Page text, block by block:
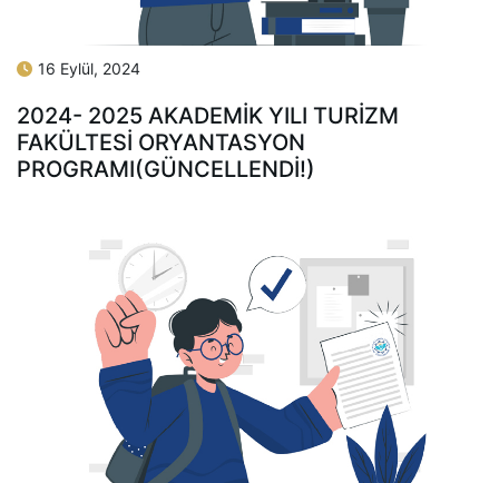
16 Eylül, 2024
2024- 2025 AKADEMİK YILI TURİZM
FAKÜLTESİ ORYANTASYON
PROGRAMI(GÜNCELLENDİ!)